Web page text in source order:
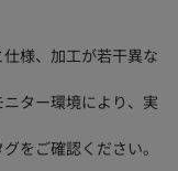
様、加工が若干異な
ター環境により、実
をご確認ください。